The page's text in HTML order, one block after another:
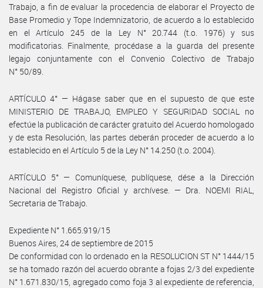
Trabajo, a fin de evaluar la procedencia de elaborar el Proyecto de
Base Promedio y Tope Indemnizatorio, de acuerdo a lo establecido
en el Artículo 245 de la Ley N° 20.744 (t.o. 1976) y sus
modificatorias. Finalmente, procédase a la guarda del presente
legajo conjuntamente con el Convenio Colectivo de Trabajo
N° 50/89.
ARTÍCULO 4° — Hágase saber que en el supuesto de que este
MINISTERIO DE TRABAJO, EMPLEO Y SEGURIDAD SOCIAL no
efectúe la publicación de carácter gratuito del Acuerdo homologado
y de esta Resolución, las partes deberán proceder de acuerdo a lo
establecido en el Artículo 5 de la Ley N° 14.250 (t.o. 2004).
ARTÍCULO 5° — Comuníquese, publíquese, dése a la Dirección
Nacional del Registro Oficial y archívese. — Dra. NOEMI RIAL,
Secretaria de Trabajo.
Expediente N° 1.665.919/15
Buenos Aires, 24 de septiembre de 2015
De conformidad con lo ordenado en la RESOLUCION ST N° 1444/15
se ha tomado razón del acuerdo obrante a fojas 2/3 del expediente
N° 1.671.830/15, agregado como foja 3 al expediente de referencia,